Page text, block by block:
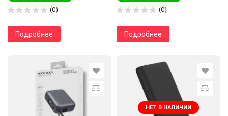
(0)
Подробнее
(0)
Подробнее
НЕТ В НАЛИЧИИ